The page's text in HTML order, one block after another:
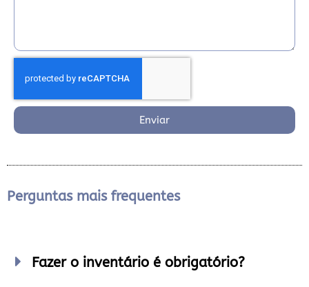
Enviar
Perguntas mais frequentes
Fazer o inventário é obrigatório?